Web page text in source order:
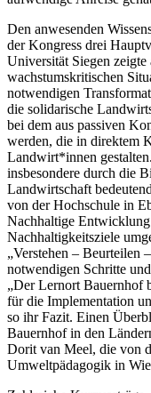
Den anwesenden
der Kongress drei
Universität Siegen
wachstumskritischen
notwendigen
die solidarische
bei dem aus passiven
werden, die in direktem
Landwirt*innen
insbesondere durch die
Landwirtschaft
von der Hochschule in
Nachhaltige
Nachhaltigkeitsziele
„Verstehen – Beurteilen
notwendigen Schritte
„Der Lernort Bauernhof
für die Implementation
so ihr Fazit. Einen
Bauernhof in den
Dorit van Meel, die von
Umweltpädagogik in